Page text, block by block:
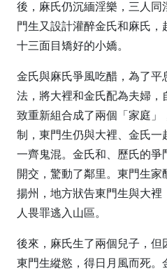
後，麻氏仍沉緬淫樂，三人同
門生又設計灌醉金氏和麻氏
十三面目矯好的小嬌。
金氏與麻氏爭風吃醋，為了平
法，將大裡和金氏配為夫婦，
致重新組合成了兩個「家庭」
制，東門生仍與大裡、金氏
一齊鬼混。金氏和、歷氏的
開交，驚動了鄰里。東門生家
揚州，地方狀告東門生與大
人畏罪逃入山區。
後來，麻氏生了兩個兒子，
東門生縱慾，得日月風而死